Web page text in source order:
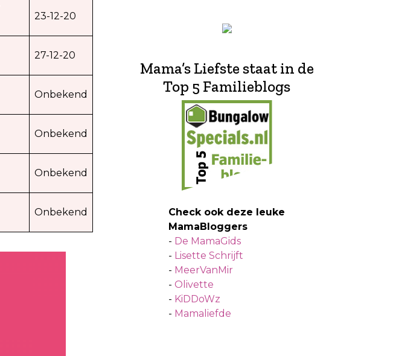
23-12-20
27-12-20
Onbekend
Onbekend
Onbekend
Onbekend
Mama’s Liefste staat in de
Top 5 Familieblogs
Check ook deze leuke
MamaBloggers
- De MamaGids
- Lisette Schrijft
- MeerVanMir
- Olivette
- KiDDoWz
- Mamaliefde